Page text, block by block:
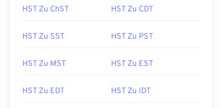
HST Zu ChST HST Zu CDT
HST Zu SST HST Zu PST
HST Zu MST HST Zu EST
HST Zu EDT HST Zu IDT